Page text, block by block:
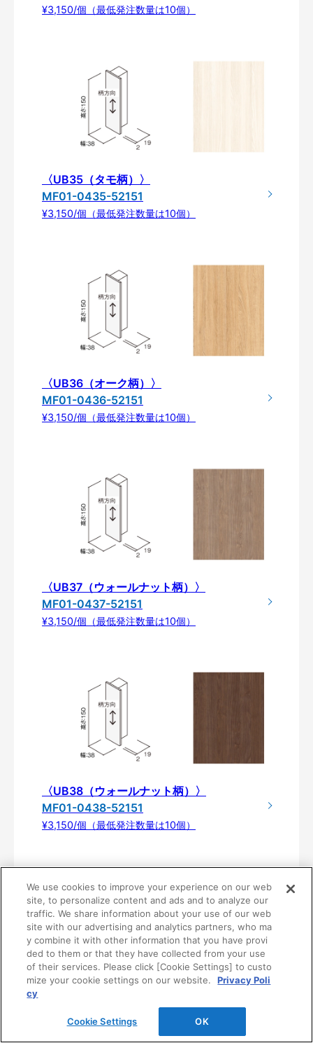
¥3,150/個（最低発注数量は10個）
〈UB35（タモ柄）〉
MF01-0435-52151
¥3,150/個（最低発注数量は10個）
〈UB36（オーク柄）〉
MF01-0436-52151
¥3,150/個（最低発注数量は10個）
〈UB37（ウォールナット柄）〉
MF01-0437-52151
¥3,150/個（最低発注数量は10個）
〈UB38（ウォールナット柄）〉
MF01-0438-52151
¥3,150/個（最低発注数量は10個）
製品仕様
We use cookies to improve your experience on our web
site, to personalize content and ads and to analyze our
traffic. We share information about your use of our web
site with our advertising and analytics partners, who ma
y combine it with other information that you have provi
ded to them or that they have collected from your use
of their services. Please click [Cookie Settings] to custo
mize your cookie settings on our website.
Privacy Poli
cy
Cookie Settings OK